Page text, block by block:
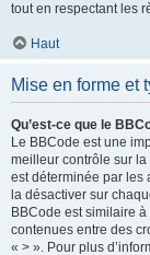
tout en respectant les
Haut
Mise en forme et
Qu’est-ce que le
Le BBCode est une
meilleur contrôle sur la
est déterminée par les
la désactiver sur
BBCode est similaire
contenues entre des
« > ». Pour plus